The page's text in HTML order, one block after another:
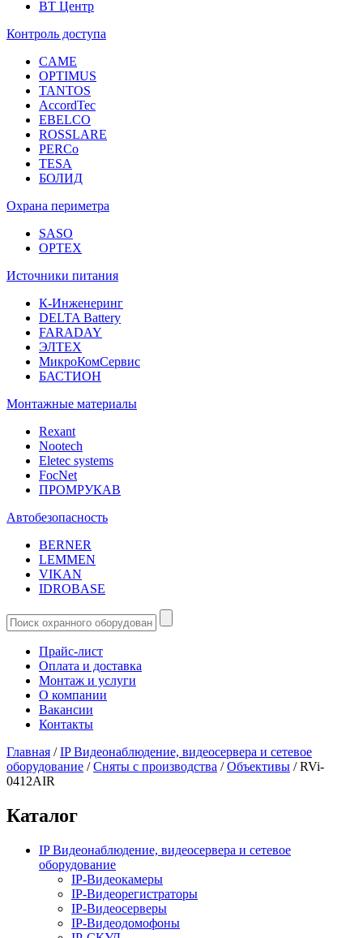
ВТ Центр
Контроль доступа
CAME
OPTIMUS
TANTOS
AccordTec
EBELCO
ROSSLARE
PERCo
TESA
БОЛИД
Охрана периметра
SASO
OPTEX
Источники питания
К-Инженеринг
DELTA Battery
FARADAY
ЭЛТЕХ
МикроКомСервис
БАСТИОН
Монтажные материалы
Rexant
Nootech
Eletec systems
FocNet
ПРОМРУКАВ
Автобезопасность
BERNER
LEMMEN
VIKAN
IDROBASE
Прайс-лист
Оплата и доставка
Монтаж и услуги
О компании
Вакансии
Контакты
Главная /IP Видеонаблюдение, видеосервера и сетевое
оборудование /Сняты с производства /Объективы /RVi-
0412AIR
Каталог
IP Видеонаблюдение, видеосервера и сетевое
оборудование
IP-Видеокамеры
IP-Видеорегистраторы
IP-Видеосерверы
IP-Видеодомофоны